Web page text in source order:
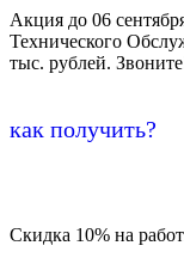
Акция до 06
Технического
тыс. рублей.
как получить?
Скидка 10% на